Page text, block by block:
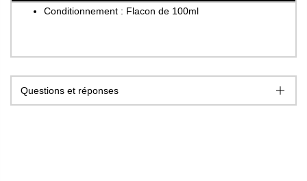
Conditionnement : Flacon de 100ml
Questions et réponses